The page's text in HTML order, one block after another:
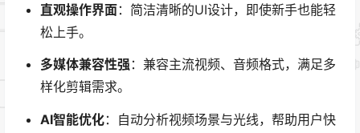
直观操作界面：简洁清晰的UI设计，即使新手也能轻
松上手。
多媒体兼容性强 ：兼容主流视频、音频格式，满足多
样化剪辑需求。
AI智能优化：自动分析视频场景与光线，帮助用户快